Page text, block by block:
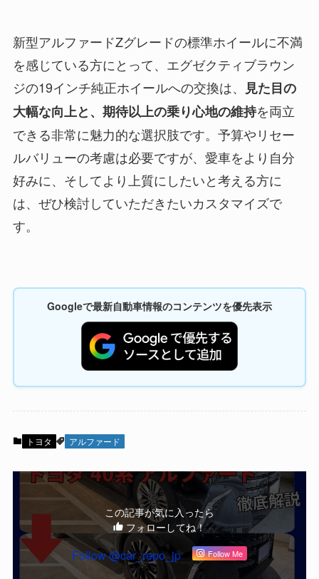
新型アルファードZグレードの標準ホイールに不満
を感じている方にとって、エグゼクティブラウン
ジの19インチ純正ホイールへの交換は、
見た目の
大幅な向上と、期待以上の乗り心地の維持を両立
できる非常に魅力的な選択肢です。予算やリセー
ルバリューの考慮は必要ですが、愛車をより自分
好みに、そしてより上質にしたいと考える方に
は、ぜひ検討していただきたいカスタマイズで
す。
Googleで最新自動車情報のコンテンツを優先表示
トヨタ アルファード
この記事が気に入ったら
フォローしてね！
Follow @car_repo_jp Follow Me